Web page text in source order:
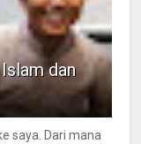
dan
saya. Dari mana